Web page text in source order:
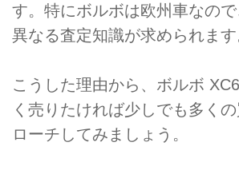
す。特にボルボは欧州車なの
異なる査定知識が求められます
こうした理由から、ボルボ
く売りたければ少しでも多く
ローチしてみましょう。